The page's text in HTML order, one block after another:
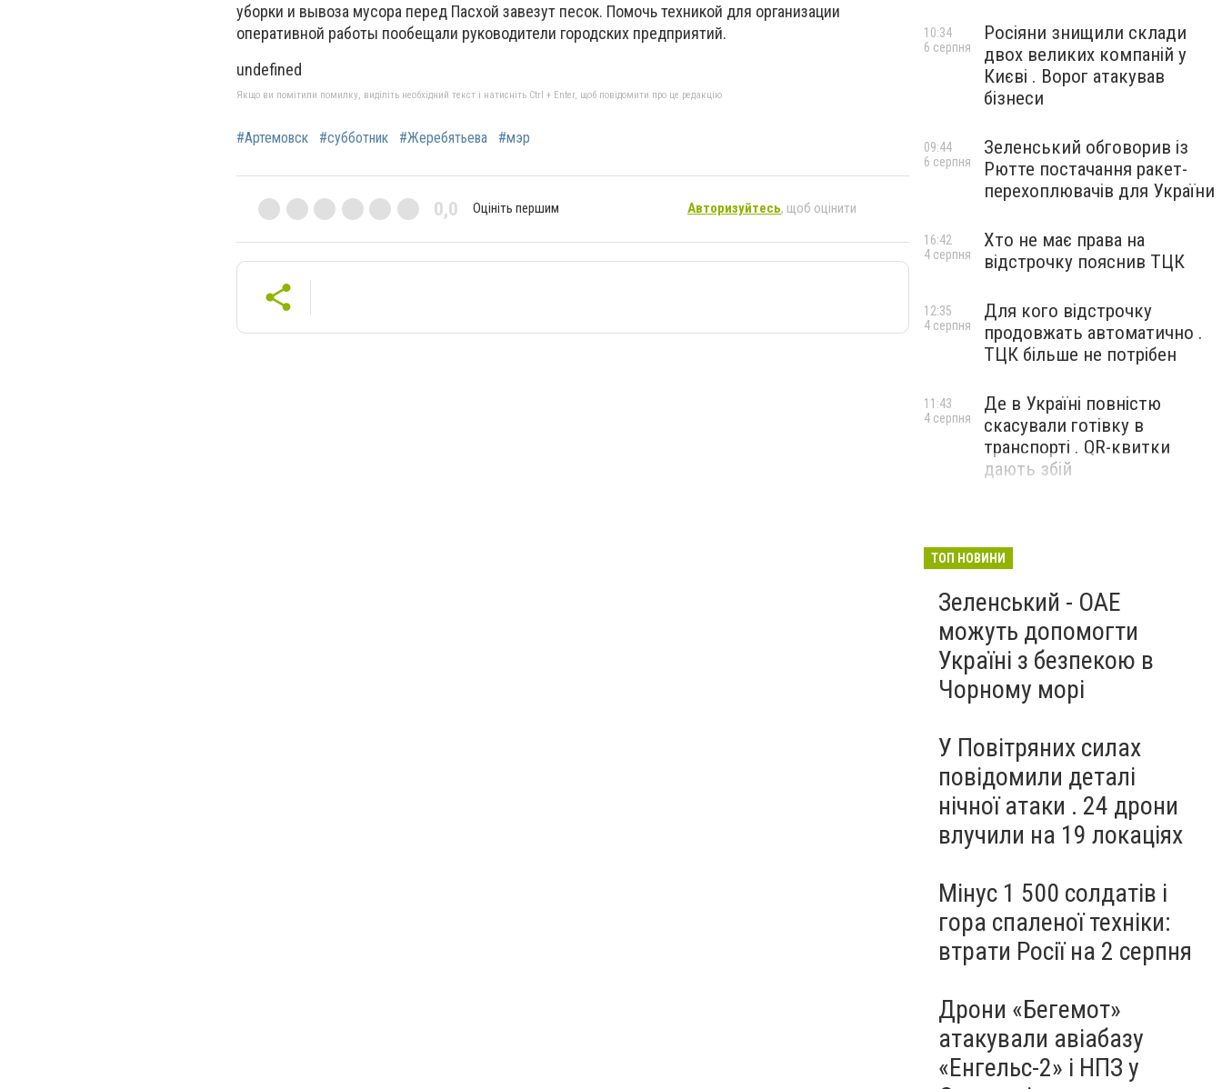
уборки и вывоза мусора перед Пасхой завезут песок. Помочь техникой для организации
оперативной работы пообещали руководители городских предприятий.
undefined
Якщо ви помітили помилку, виділіть необхідний текст і натисніть Ctrl + Enter, щоб повідомити про це редакцію
#Артемовск #субботник #Жеребятьева #мэр
0,0 Оцініть першим Авторизуйтесь, щоб оцінити
Росіяни знищили склади
двох великих компаній у
Києві . Ворог атакував
бізнеси
10:34
6 серпня
Зеленський обговорив із
Рютте постачання ракет-
перехоплювачів для України
09:44
6 серпня
Хто не має права на
відстрочку пояснив ТЦК
16:42
4 серпня
Для кого відстрочку
продовжать автоматично .
ТЦК більше не потрібен
12:35
4 серпня
Де в Україні повністю
скасували готівку в
транспорті . QR-квитки
дають збій
11:43
4 серпня
ТОП НОВИНИ
Зеленський - ОАЕ
можуть допомогти
Україні з безпекою в
Чорному морі
У Повітряних силах
повідомили деталі
нічної атаки . 24 дрони
влучили на 19 локаціях
Мінус 1 500 солдатів і
гора спаленої техніки:
втрати Росії на 2 серпня
Дрони «Бегемот»
атакували авіабазу
«Енгельс-2» і НПЗ у